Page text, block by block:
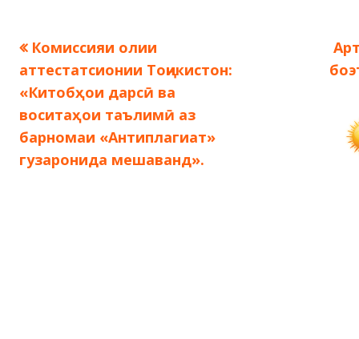
Навигация
по
записям
Предыдущая
запись:
Комиссияи олии
аттестатсионии Тоҷикистон:
«Китобҳои дарсӣ ва
воситаҳои таълимӣ аз
барномаи «Антиплагиат»
гузаронида мешаванд».